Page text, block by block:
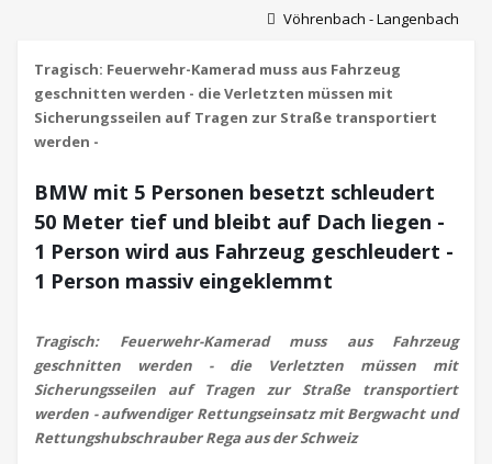
Vöhrenbach - Langenbach
Tragisch: Feuerwehr-Kamerad muss aus Fahrzeug
geschnitten werden - die Verletzten müssen mit
Sicherungsseilen auf Tragen zur Straße transportiert
werden -
BMW mit 5 Personen besetzt schleudert
50 Meter tief und bleibt auf Dach liegen -
1 Person wird aus Fahrzeug geschleudert -
1 Person massiv eingeklemmt
Tragisch: Feuerwehr-Kamerad muss aus Fahrzeug
geschnitten werden - die Verletzten müssen mit
Sicherungsseilen auf Tragen zur Straße transportiert
werden - aufwendiger Rettungseinsatz mit Bergwacht und
Rettungshubschrauber Rega aus der Schweiz